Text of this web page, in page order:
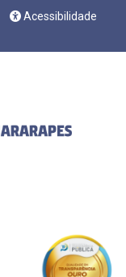
Acessibilidade